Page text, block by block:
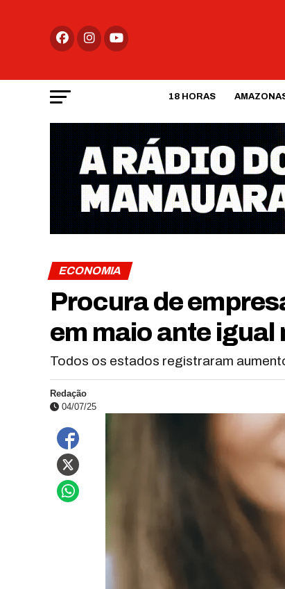
18 HORAS
ECONOMIA
Procura de
em maio ante igual
Todos os estados registraram
Redação
04/07/25